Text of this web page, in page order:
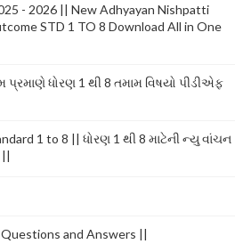
- 2026 || New Adhyayan Nishpatti
STD 1 TO 8 Download All in One
ધોરણ 1 થી 8 તમામ વિષયો પીડીએફ
1 to 8 || ધોરણ 1 થી 8 માટેની ન્યુ વાંચન
and Answers ||